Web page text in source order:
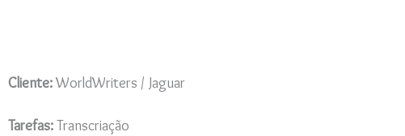
Cliente:WorldWriters / Jaguar
Tarefas:Transcriação